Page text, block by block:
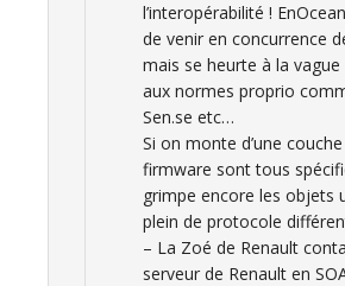
l’interopérabilité !
de venir en concurrence
mais se heurte à la vague
aux normes proprio
Sen.se etc…
Si on monte d’une
firmware sont tous
grimpe encore les objets
plein de protocole
– La Zoé de Renault
serveur de Renault en